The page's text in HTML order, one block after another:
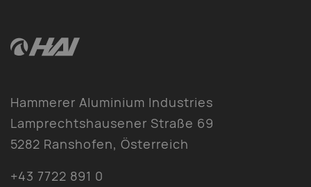
Hammerer Aluminium Industries
Lamprechtshausener Straße 69
5282 Ranshofen, Österreich
+43 7722 891 0